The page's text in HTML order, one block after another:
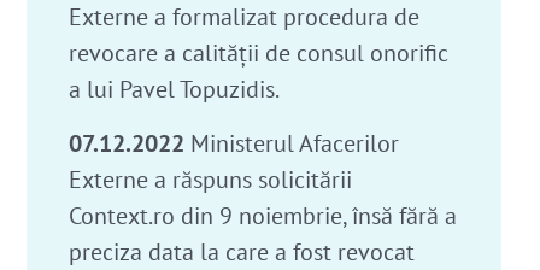
Externe a formalizat procedura de
revocare a calității de consul onorific
a lui Pavel Topuzidis.
07.12.2022 Ministerul Afacerilor
Externe a răspuns solicitării
Context.ro din 9 noiembrie, însă fără a
preciza data la care a fost revocat